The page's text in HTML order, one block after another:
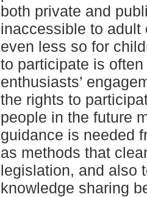
both private and
inaccessible to
even less so for
to participate is
enthusiasts’
the rights to
people in the future
guidance is needed
as methods that
legislation, and also
knowledge sharing